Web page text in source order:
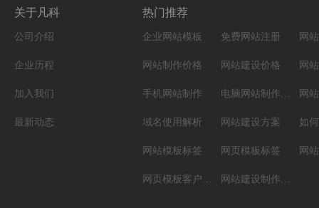
关于凡科
公司介绍
企业历程
加入我们
最新动态
热门推荐
企业网站模板 免费网站注册 网
网站制作价格 网站建设价格 网
手机网站制作 电脑网站制作设计 网
域名使用解析 网站建设方案 如
网站模板标签 网页模板标签
网页模板客户案例 网站建设制作知识